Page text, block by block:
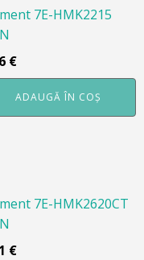
7E-HMK2215
€
ADAUGĂ ÎN COȘ
7E-HMK2620CT
€